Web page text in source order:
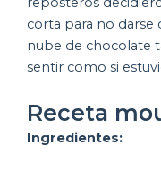
corta para no darse
nube de chocolate
sentir como si
Receta
Ingredientes: